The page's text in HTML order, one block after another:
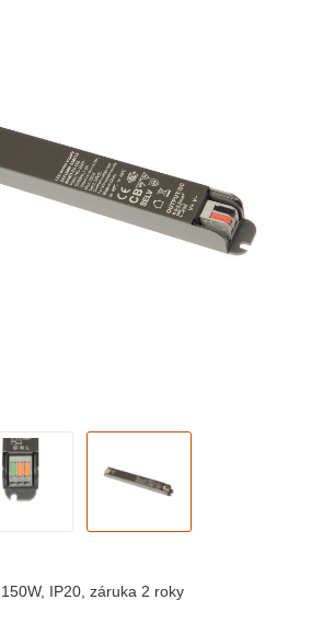
IP20, záruka 2 roky